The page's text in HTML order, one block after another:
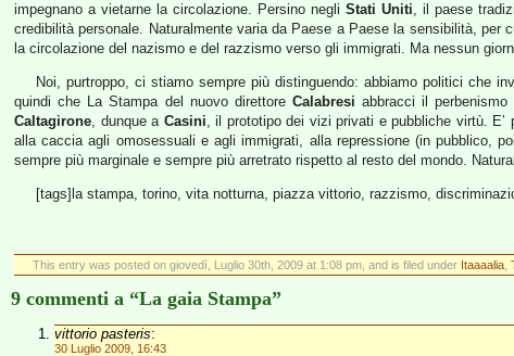
impegnano a vietarne la circolazione. Persino negliStati Uniti, il paese
credibilità personale. Naturalmente varia da Paese a Paese la sensibilità,
la circolazione del nazismo e del razzismo verso gli immigrati. Ma nessun
Noi, purtroppo, ci stiamo sempre più distinguendo: abbiamo politici che
quindi che La Stampa del nuovo direttore Calabresi abbracci il
Caltagirone, dunque a Casini, il prototipo dei vizi privati e pubbliche virtù.
alla caccia agli omosessuali e agli immigrati, alla repressione (in pubblico,
sempre più marginale e sempre più arretrato rispetto al resto del mondo.
[tags]la stampa, torino, vita notturna, piazza vittorio, razzismo,
This entry was posted on giovedì, Luglio 30th, 2009 at 1:08 pm, and is filed under Itaaaalia,
9 commenti a “La gaia Stampa”
vittorio pasteris:
30 Luglio 2009, 16:43